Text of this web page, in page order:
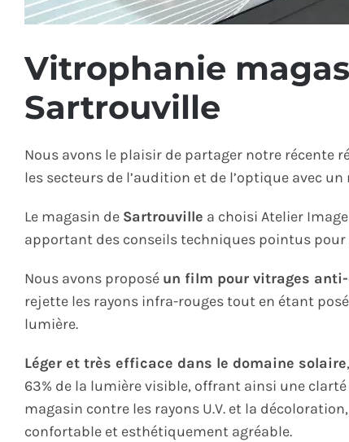
Vitrophanie
Sartrouville
Nous avons le plaisir de partager notre récente
les secteurs de l’audition et de l’optique avec
Le magasin de Sartrouville a choisi Atelier
apportant des conseils techniques pointus
Nous avons proposé un film pour vitrages
rejette les rayons infra-rouges tout en étant
lumière.
Léger et très efficace dans le domaine solaire
63% de la lumière visible, offrant ainsi une
magasin contre les rayons U.V. et la
confortable et esthétiquement agréable.